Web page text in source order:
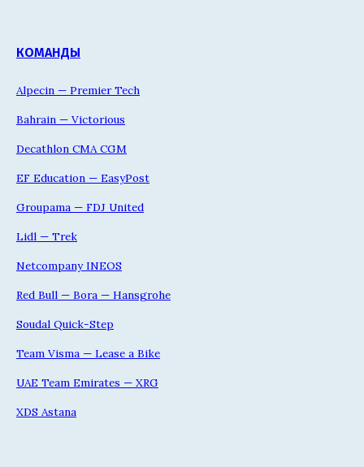
КОМАНДЫ
Alpecin — Premier Tech
Bahrain — Victorious
Decathlon CMA CGM
EF Education — EasyPost
Groupama — FDJ United
Lidl — Trek
Netcompany INEOS
Red Bull — Bora — Hansgrohe
Soudal Quick-Step
Team Visma — Lease a Bike
UAE Team Emirates — XRG
XDS Astana